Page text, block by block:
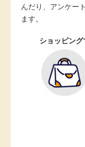
んだり、アンケー
ます。
ショッピング